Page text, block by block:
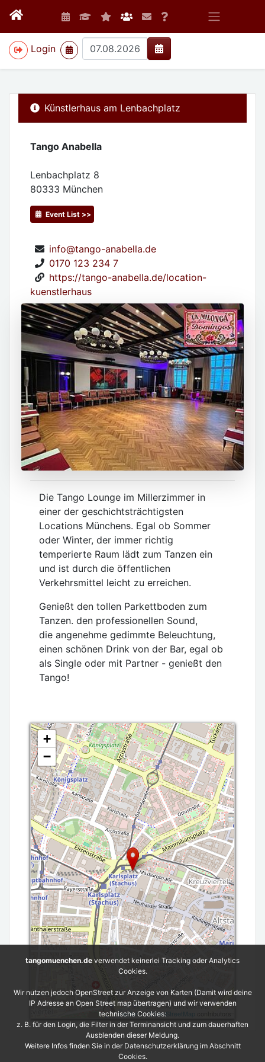
Login
>
Künstlerhaus am Lenbachplatz
Tango Anabella
Lenbachplatz 8
80333 München
Event List >>
info@tango-anabella.de
0170 123 234 7
https://tango-anabella.de/location-
kuenstlerhaus
Die Tango Lounge im Millerzimmer in
einer der geschichtsträchtigsten
Locations Münchens. Egal ob Sommer
oder Winter, der immer richtig
temperierte Raum lädt zum Tanzen ein
und ist durch die öffentlichen
Verkehrsmittel leicht zu erreichen.
Genießt den tollen Parkettboden zum
Tanzen. den professionellen Sound,
die angenehme gedimmte Beleuchtung,
einen schönen Drink von der Bar, egal ob
als Single oder mit Partner - genießt den
Tango!
+
−
Leaflet| ©OpenStreetMap
tangomuenchen.de verwendet keinerlei Tracking oder Analytics
Cookies.
Wir nutzen jedoch OpenStreet zur Anzeige von Karten (Damit wird deine
IP Adresse an Open Street map übertragen) und wir verwenden
technische Cookies:
z. B. für den Login, die Filter in der Terminansicht und zum dauerhaften
Ausblenden dieser Meldung.
Weitere Infos finden Sie in der Datenschutzerklärung im Abschnitt
Cookies.